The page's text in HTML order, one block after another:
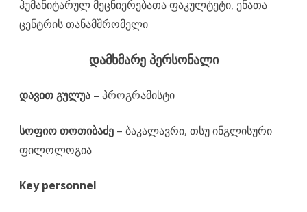
ჰუმანიტარულ მეცნიერებათა ფაკულტეტი, ენათა
ცენტრის თანამშრომელი
დამხმარე პერსონალი
დავით გულუა – პროგრამისტი
სოფიო თოთიბაძე – ბაკალავრი, თსუ ინგლისური
ფილოლოგია
Key personnel